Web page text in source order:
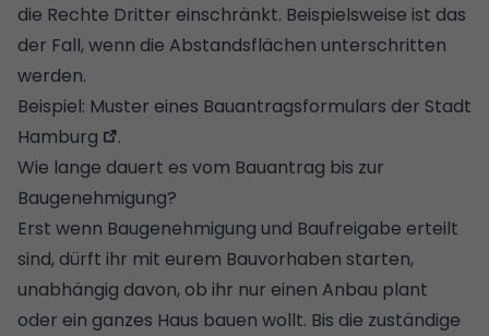
die Rechte Dritter einschränkt. Beispielsweise ist das
der Fall, wenn die Abstandsflächen unterschritten
werden.
Beispiel: Muster eines Bauantragsformulars der Stadt
Hamburg
.
Wie lange dauert es vom Bauantrag bis zur
Baugenehmigung?
Erst wenn Baugenehmigung und Baufreigabe erteilt
sind, dürft ihr mit eurem Bauvorhaben starten,
unabhängig davon, ob ihr nur einen Anbau plant
oder ein ganzes Haus bauen wollt. Bis die zuständige